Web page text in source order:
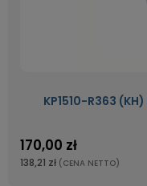
170,00 zł
138,21 zł (CENA NETTO)